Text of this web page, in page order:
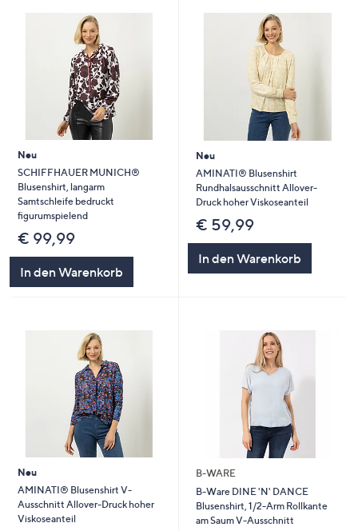
Neu
SCHIFFHAUER MUNICH®
Blusenshirt, langarm
Samtschleife bedruckt
figurumspielend
€ 99,99
In den Warenkorb
Neu
AMINATI® Blusenshirt
Rundhalsausschnitt Allover-
Druck hoher Viskoseanteil
€ 59,99
In den Warenkorb
Neu
AMINATI® Blusenshirt V-
Ausschnitt Allover-Druck hoher
Viskoseanteil
B-WARE
B-Ware DINE 'N' DANCE
Blusenshirt, 1/2-Arm Rollkante
am Saum V-Ausschnitt